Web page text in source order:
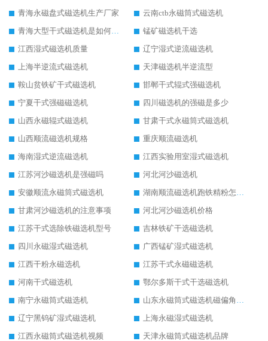
青海永磁盘式磁选机生产厂家
云南ctb永磁筒式磁选机
锰矿磁选机干选
江西湿式磁选机质量
辽宁湿式逆流磁选机
上海半逆流式磁选机
天津磁选机半逆流型
鞍山贫铁矿干式磁选机
邯郸干式辊式强磁选机
宁夏干式强磁磁选机
四川磁选机的强磁是多少
山西永磁辊式磁选机
甘肃干式永磁筒式磁选机
山西顺流磁选机规格
重庆顺流磁选机
海南湿式逆流磁选机
江西实验用室湿式磁选机
江苏河沙磁选机是强磁吗
河北河沙磁选机
安徽顺流永磁筒式磁选机
甘肃河沙磁选机的注意事项
河北河沙磁选机价格
江苏干式选除铁磁选机型号
吉林铁矿干选磁选机
四川永磁湿式磁选机
广西锰矿湿式磁选机
江西干粉永磁选机
江苏干式永磁磁选机
河南干式磁选机
鄂尔多斯干式干选磁选机
南宁永磁筒式磁选机
辽宁黑钨矿湿式磁选机
上海永磁湿式磁选机
江西永磁筒式磁选机视频
天津永磁筒式磁选机品牌